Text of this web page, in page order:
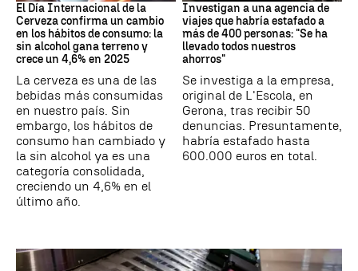
El Día Internacional de la
Cerveza confirma un cambio
en los hábitos de consumo: la
sin alcohol gana terreno y
crece un 4,6% en 2025
La cerveza es una de las
bebidas más consumidas
en nuestro país. Sin
embargo, los hábitos de
consumo han cambiado y
la sin alcohol ya es una
categoría consolidada,
creciendo un 4,6% en el
último año.
Investigan a una agencia de
viajes que habría estafado a
más de 400 personas: "Se ha
llevado todos nuestros
ahorros"
Se investiga a la empresa,
original de L'Escola, en
Gerona, tras recibir 50
denuncias. Presuntamente,
habría estafado hasta
600.000 euros en total.